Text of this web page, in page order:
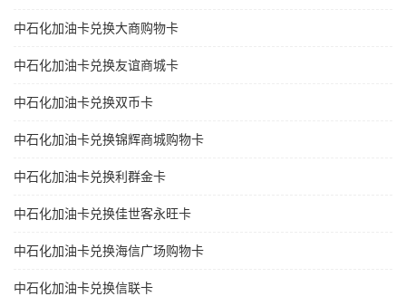
中石化加油卡兑换大商购物卡
中石化加油卡兑换友谊商城卡
中石化加油卡兑换双币卡
中石化加油卡兑换锦辉商城购物卡
中石化加油卡兑换利群金卡
中石化加油卡兑换佳世客永旺卡
中石化加油卡兑换海信广场购物卡
中石化加油卡兑换信联卡